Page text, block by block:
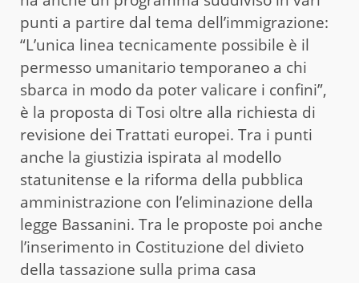
punti a partire dal tema dell’immigrazione:
“L’unica linea tecnicamente possibile è il
permesso umanitario temporaneo a chi
sbarca in modo da poter valicare i confini”,
è la proposta di Tosi oltre alla richiesta di
revisione dei Trattati europei. Tra i punti
anche la giustizia ispirata al modello
statunitense e la riforma della pubblica
amministrazione con l’eliminazione della
legge Bassanini. Tra le proposte poi anche
l’inserimento in Costituzione del divieto
della tassazione sulla prima casa